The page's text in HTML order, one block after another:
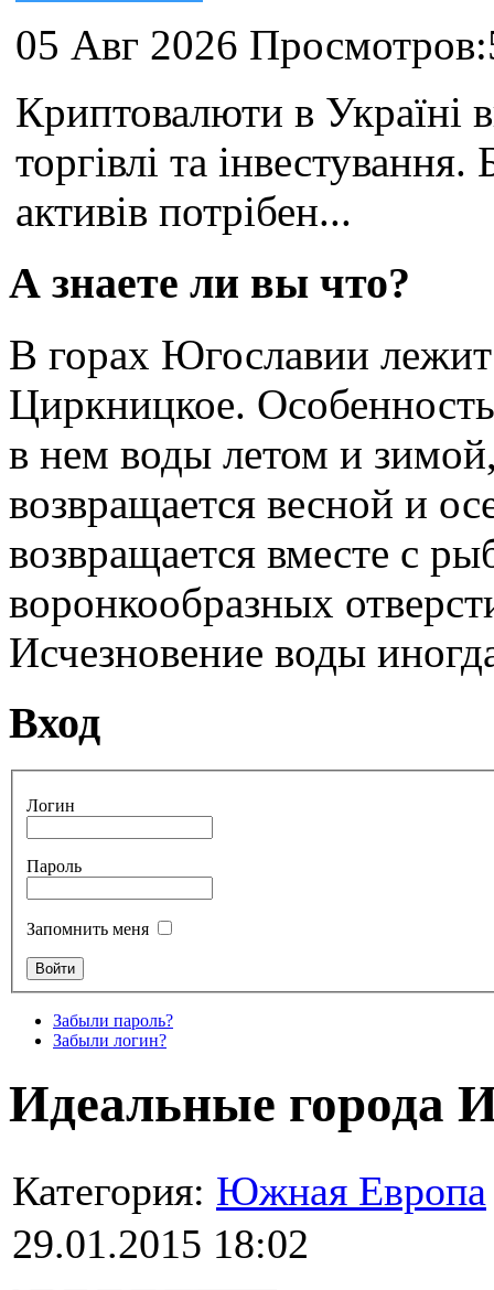
05 Авг 2026
Криптовалюти в Україні
торгівлі та
активів потрібен...
А знаете ли вы что?
В горах Югославии лежит
Циркницкое.
в нем воды летом и
возвращается весной и
возвращается вместе с
воронкообразных
Исчезновение воды
Вход
Логин
Пароль
Запомнить меня
Забыли пароль?
Забыли логин?
Идеальные города
Категория: Южная Европа
29.01.2015 18:02